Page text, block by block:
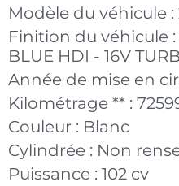
Modèle du véhicule :
Finition du véhicule :
BLUE HDI - 16V
Année de mise en
Kilométrage ** :
Couleur : Blanc
Cylindrée : Non
Puissance : 102 cv